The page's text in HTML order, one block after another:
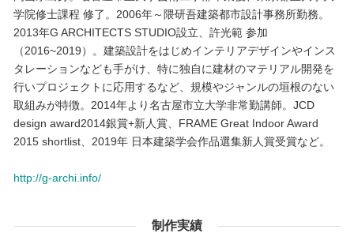
学院修士課程 修了。2006年～隈研吾建築都市設計事務所勤務。
2013年G ARCHITECTS STUDIO設立、許光範 参加
（2016~2019）。建築設計をはじめインテリアデザインやインス
タレーションなども手がけ、特に独自に建材のマテリアル開発を
行いプロジェクトに応用するなど、規模やジャンルの垣根のない
取組みが特徴。2014年より名古屋市立大学非常勤講師。JCD
design award2014銀賞+新人賞、FRAME Great Indoor Award
2015 shortlist、2019年 日本建築学会作品選集新人賞受賞など。
http://g-archi.info/
制作実績